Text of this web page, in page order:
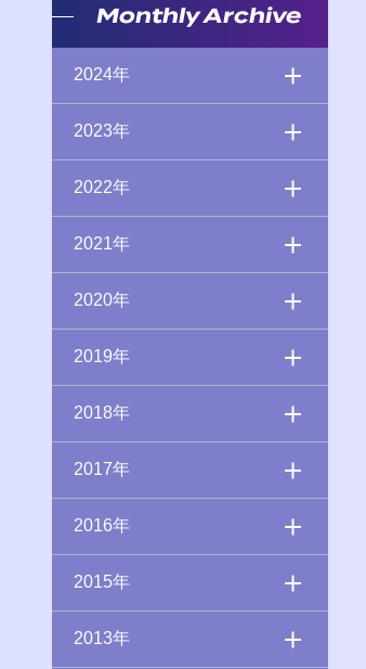
Monthly Archive
2024年
2023年
2022年
2021年
2020年
2019年
2018年
2017年
2016年
2015年
2013年